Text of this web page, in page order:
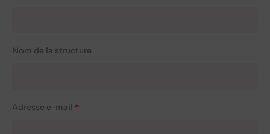
Nom de la structure
Adresse e-mail